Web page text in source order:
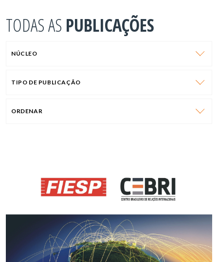
TODAS AS PUBLICAÇÕES
NÚCLEO
TIPO DE PUBLICAÇÃO
ORDENAR